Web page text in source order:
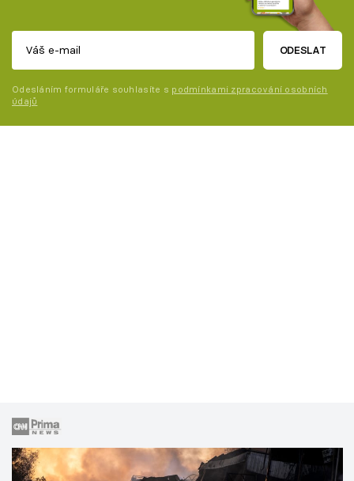
ODESLAT
Odesláním formuláře souhlasíte s podmínkami zpracování osobních
údajů